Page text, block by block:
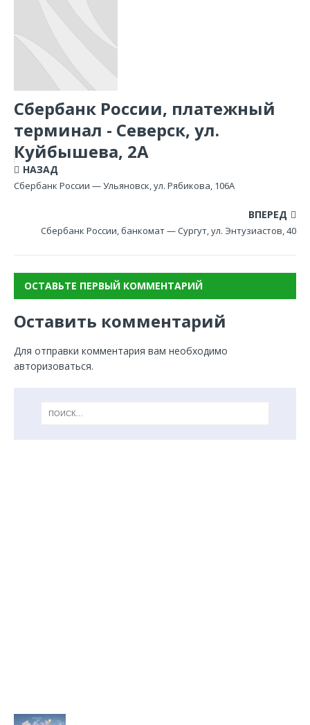
Сбербанк России, платежный
терминал - Северск, ул.
Куйбышева, 2А
НАЗАД
Сбербанк России — Ульяновск, ул. Рябикова, 106А
ВПЕРЕД
Сбербанк России, банкомат — Сургут, ул. Энтузиастов, 40
ОСТАВЬТЕ ПЕРВЫЙ КОММЕНТАРИЙ
Оставить комментарий
Для отправки комментария вам необходимо
авторизоваться.